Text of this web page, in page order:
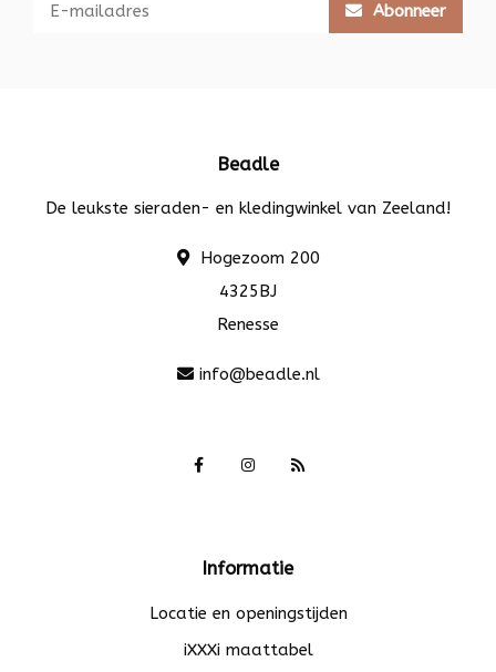
Abonneer
Beadle
De leukste sieraden- en kledingwinkel van Zeeland!
Hogezoom 200
4325BJ
Renesse
info@beadle.nl
Informatie
Locatie en openingstijden
iXXXi maattabel